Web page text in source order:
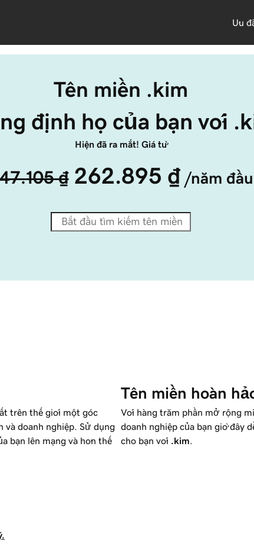
Ưu
Tên miền .kim
định họ của bạn với
Hiện đã ra mắt! Giá từ
₫ 262.895 ₫ /năm đầu
trên thế giới một góc
và doanh nghiệp. Sử dụng
bạn lên mạng và hơn thế
Tên miền hoàn
Với hàng trăm phần mở rộng
doanh nghiệp của bạn giờ đây
cho bạn với .kim